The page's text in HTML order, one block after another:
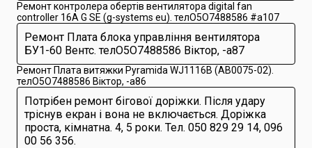
Ремонт контролера обертів вентилятора digital fan
controller 16A G SE (g-systems eu). телО5O7488586 #a107
Ремонт Плата блока управління вентилятора
БУ1-60 Вентс. телО5O7488586 Віктop, -a87
Ремонт Плата витяжки Pyramida WJ1116B (AB0075-02).
телО5O7488586 Віктop, -a86
Потрібен ремонт бігової доріжки. Після удару
тріснув екран і вона не включається. Доріжка
проста, кімнатна. 4, 5 роки. Тел. 050 829 29 14, 096
00 56 356.